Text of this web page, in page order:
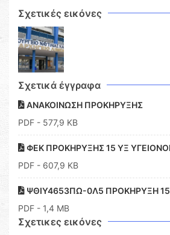
Σχετικές εικόνες
Σχετικά έγγραφα
ΑΝΑΚΟΙΝΩΣΗ ΠΡΟΚΗΡΥΞΗΣ
PDF - 577,9 KB
ΦΕΚ ΠΡΟΚΗΡΥΞΗΣ 15 ΥΞ
PDF - 607,9 KB
ΨΘΙΥ4653ΠΩ-0Λ5 ΠΡΟΚΗΡΥΞΗ
PDF - 1,4 MB
Σχετικες εικόνες